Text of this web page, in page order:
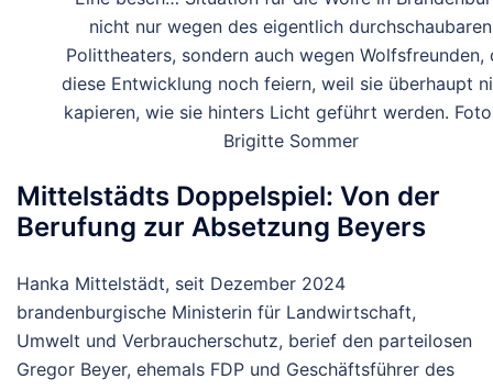
nicht nur wegen des eigentlich durchschaubaren
Polittheaters, sondern auch wegen Wolfsfreunden,
diese Entwicklung noch feiern, weil sie überhaupt
kapieren, wie sie hinters Licht geführt werden.
Brigitte Sommer
Mittelstädts Doppelspiel: Von der
Berufung zur Absetzung Beyers
Hanka Mittelstädt, seit Dezember 2024
brandenburgische Ministerin für Landwirtschaft,
Umwelt und Verbraucherschutz, berief den parteilosen
Gregor Beyer, ehemals FDP und Geschäftsführer des